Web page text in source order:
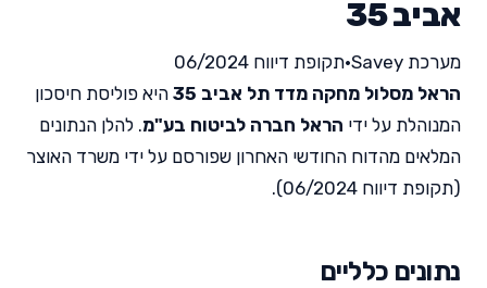
אביב 35
מערכת Savey •תקופת דיווח 06/2024
הראל מסלול מחקה מדד תל אביב 35
היא פוליסת חיסכון
המנוהלת על ידי הראל חברה לביטוח בע"מ. להלן הנתונים
המלאים מהדוח החודשי האחרון שפורסם על ידי משרד האוצר
(תקופת דיווח 06/2024).
נתונים כלליים